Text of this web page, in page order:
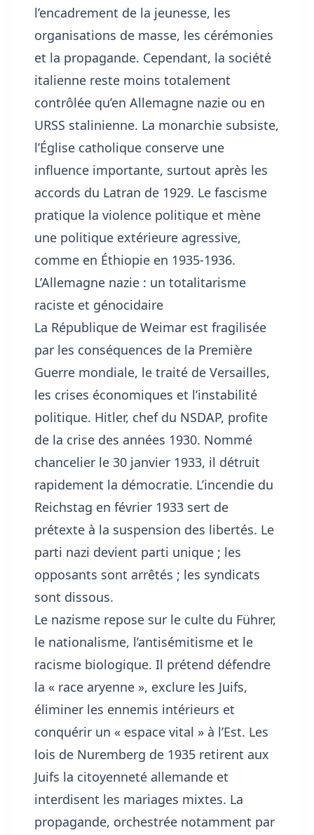
l’encadrement de la jeunesse, les
organisations de masse, les cérémonies
et la propagande. Cependant, la société
italienne reste moins totalement
contrôlée qu’en Allemagne nazie ou en
URSS stalinienne. La monarchie subsiste,
l’Église catholique conserve une
influence importante, surtout après les
accords du Latran de 1929. Le fascisme
pratique la violence politique et mène
une politique extérieure agressive,
comme en Éthiopie en 1935-1936.
L’Allemagne nazie : un totalitarisme
raciste et génocidaire
La République de Weimar est fragilisée
par les conséquences de la Première
Guerre mondiale, le traité de Versailles,
les crises économiques et l’instabilité
politique. Hitler, chef du NSDAP, profite
de la crise des années 1930. Nommé
chancelier le 30 janvier 1933, il détruit
rapidement la démocratie. L’incendie du
Reichstag en février 1933 sert de
prétexte à la suspension des libertés. Le
parti nazi devient parti unique ; les
opposants sont arrêtés ; les syndicats
sont dissous.
Le nazisme repose sur le culte du Führer,
le nationalisme, l’antisémitisme et le
racisme biologique. Il prétend défendre
la « race aryenne », exclure les Juifs,
éliminer les ennemis intérieurs et
conquérir un « espace vital » à l’Est. Les
lois de Nuremberg de 1935 retirent aux
Juifs la citoyenneté allemande et
interdisent les mariages mixtes. La
propagande, orchestrée notamment par